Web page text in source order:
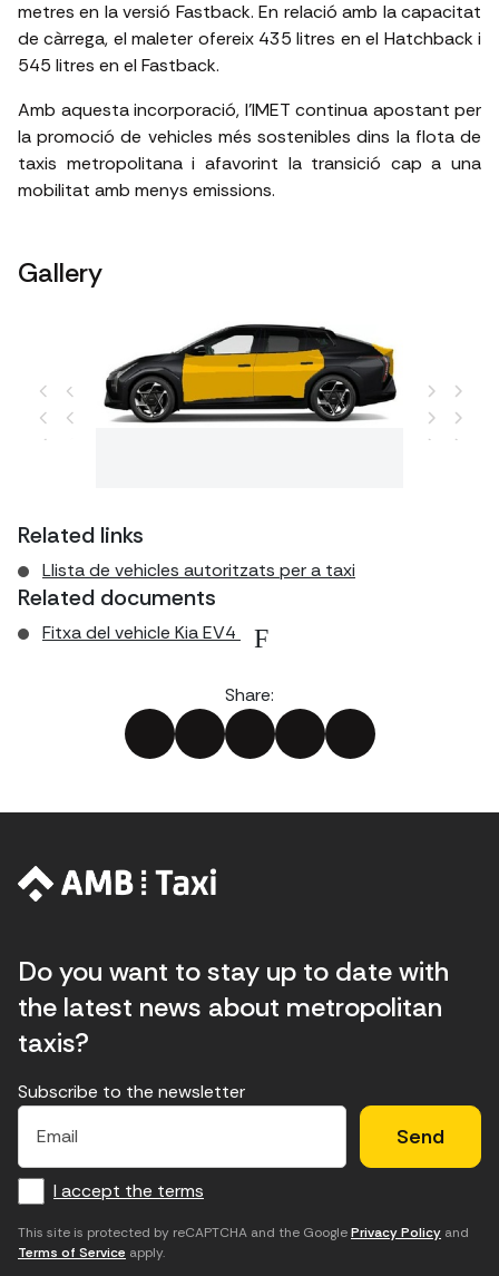
metres en la versió Fastback. En relació amb la capacitat
de càrrega, el maleter ofereix 435 litres en el Hatchback i
545 litres en el Fastback.
Amb aquesta incorporació, l’IMET continua apostant per
la promoció de vehicles més sostenibles dins la flota de
taxis metropolitana i afavorint la transició cap a una
mobilitat amb menys emissions.
Gallery
Versió Fastback Sedán (4 portes)
Related links
Llista de vehicles autoritzats per a taxi
Related documents
Fitxa del vehicle Kia EV4
Share:
Do you want to stay up to date with
the latest news about metropolitan
taxis?
E
f
o
r
m
E
c
a
m
p
H
u
d
'
a
×
Subscribe to the newsletter
E
a
i
l
I accept the terms
This site is protected by reCAPTCHA and the GooglePrivacy Policy and
Terms of Service apply.